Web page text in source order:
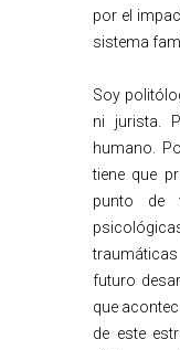
por el
sistema
Soy
ni jurista.
humano.
tiene que
punto de
futuro
que
de este